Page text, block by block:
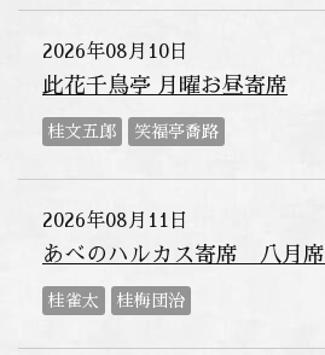
2026年08月10日
此花千鳥亭 月曜お昼寄席
桂文五郎 笑福亭喬路
2026年08月11日
あべのハルカス寄席 八月席
桂雀太 桂梅団治